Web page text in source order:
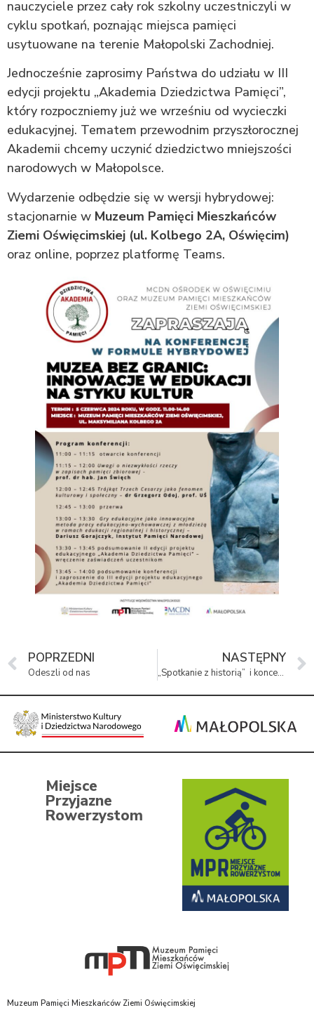
nauczyciele przez cały rok szkolny uczestniczyli w
cyklu spotkań, poznając miejsca pamięci
usytuowane na terenie Małopolski Zachodniej.
Jednocześnie zaprosimy Państwa do udziału w III
edycji projektu „Akademia Dziedzictwa Pamięci”,
który rozpoczniemy już we wrześniu od wycieczki
edukacyjnej. Tematem przewodnim przyszłorocznej
Akademii chcemy uczynić dziedzictwo mniejszości
narodowych w Małopolsce.
Wydarzenie odbędzie się w wersji hybrydowej:
stacjonarnie w Muzeum Pamięci Mieszkańców
Ziemi Oświęcimskiej (ul. Kolbego 2A, Oświęcim)
oraz online, poprzez platformę Teams.
POPRZEDNI
Odeszli od nas
NASTĘPNY
„Spotkanie z historią” i koncert upamiętnią 84. rocznicę pierwszego transportu polskich więźniów politycznych do Auschwitz.
Miejsce
Przyjazne
Rowerzystom
Muzeum Pamięci Mieszkańców Ziemi Oświęcimskiej